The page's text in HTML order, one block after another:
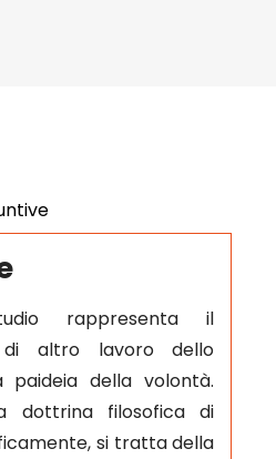
rappresenta il
di altro lavoro dello
paideia della volontà.
dottrina filosofica di
si tratta della